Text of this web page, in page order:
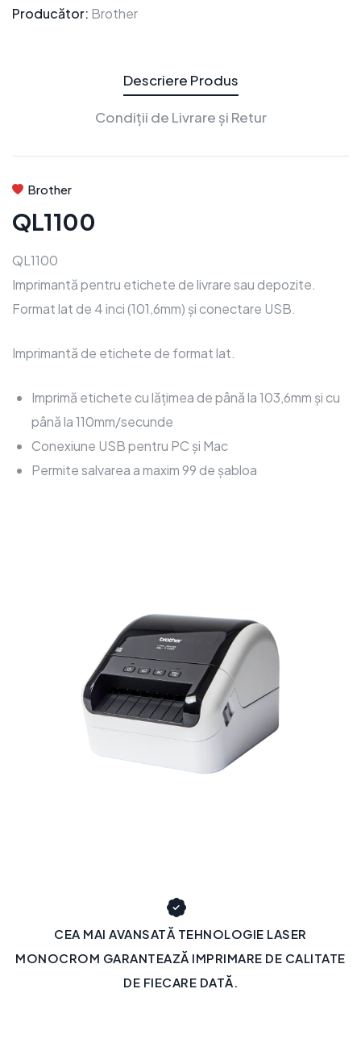
Producător: Brother
Descriere Produs
Condiții de Livrare și Retur
Brother
QL1100
QL1100
Imprimantă pentru etichete de livrare sau depozite.
Format lat de 4 inci (101,6mm) și conectare USB.
Imprimantă de etichete de format lat.
Imprimă etichete cu lățimea de până la 103,6mm și cu
până la 110mm/secunde
Conexiune USB pentru PC și Mac
Permite salvarea a maxim 99 de șabloa
CEA MAI AVANSATĂ TEHNOLOGIE LASER
MONOCROM GARANTEAZĂ IMPRIMARE DE CALITATE
DE FIECARE DATĂ.